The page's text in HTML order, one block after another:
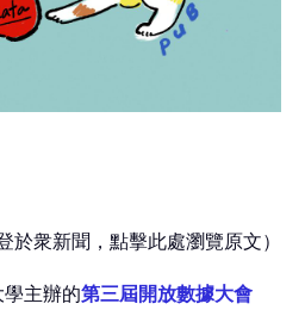
於衆新聞，點擊此處瀏覽原文）
主辦的第三屆開放數據大會